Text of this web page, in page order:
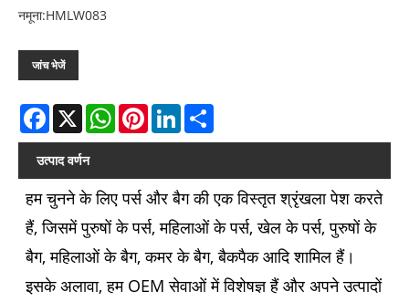
नमूना:HMLW083
जांच भेजें
Facebook
X WhatsAppPinterestLinkedIn
उत्पाद वर्णन
हम चुनने के लिए पर्स और बैग की एक विस्तृत श्रृंखला पेश करते
हैं, जिसमें पुरुषों के पर्स, महिलाओं के पर्स, खेल के पर्स, पुरुषों के
बैग, महिलाओं के बैग, कमर के बैग, बैकपैक आदि शामिल हैं।
इसके अलावा, हम OEM सेवाओं में विशेषज्ञ हैं और अपने उत्पादों